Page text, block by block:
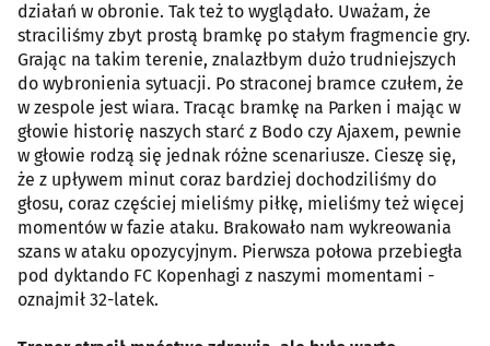
działań w obronie. Tak też to wyglądało. Uważam, że
straciliśmy zbyt prostą bramkę po stałym fragmencie gry.
Grając na takim terenie, znalazłbym dużo trudniejszych
do wybronienia sytuacji. Po straconej bramce czułem, że
w zespole jest wiara. Tracąc bramkę na Parken i mając w
głowie historię naszych starć z Bodo czy Ajaxem, pewnie
w głowie rodzą się jednak różne scenariusze. Cieszę się,
że z upływem minut coraz bardziej dochodziliśmy do
głosu, coraz częściej mieliśmy piłkę, mieliśmy też więcej
momentów w fazie ataku. Brakowało nam wykreowania
szans w ataku opozycyjnym. Pierwsza połowa przebiegła
pod dyktando FC Kopenhagi z naszymi momentami -
oznajmił 32-latek.